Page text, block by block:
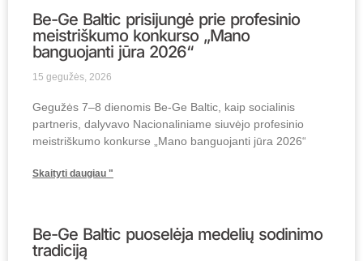
Be-Ge Baltic prisijungė prie profesinio
meistriškumo konkurso „Mano
banguojanti jūra 2026“
15 gegužės, 2026
Gegužės 7–8 dienomis Be-Ge Baltic, kaip socialinis
partneris, dalyvavo Nacionaliniame siuvėjo profesinio
meistriškumo konkurse „Mano banguojanti jūra 2026“
Skaityti daugiau "
Be-Ge Baltic puoselėja medelių sodinimo
tradiciją